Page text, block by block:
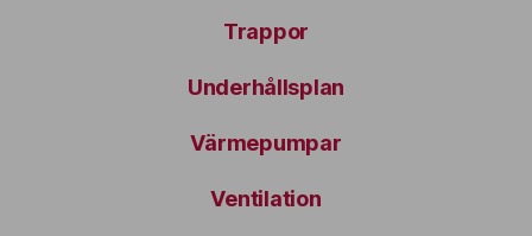
Trappor
Underhållsplan
Värmepumpar
Ventilation